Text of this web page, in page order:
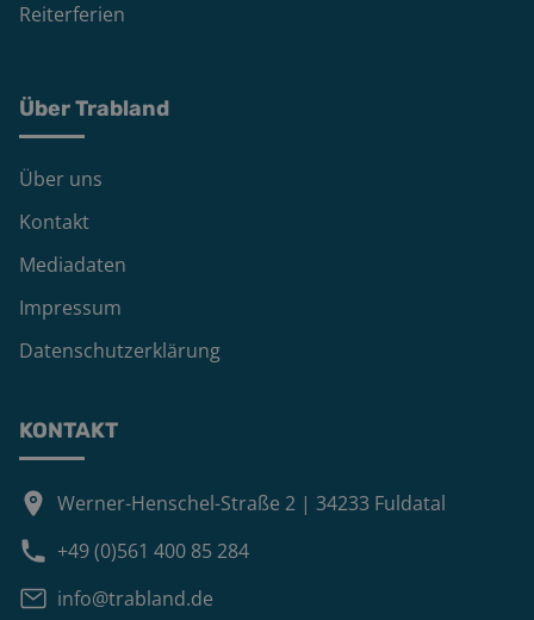
Reiterferien
Über Trabland
Über uns
Kontakt
Mediadaten
Impressum
Datenschutzerklärung
KONTAKT
Werner-Henschel-Straße 2 | 34233 Fuldatal
+49 (0)561 400 85 284
info@trabland.de